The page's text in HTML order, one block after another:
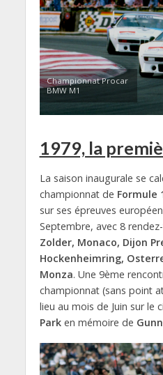
Championnat Procar
BMW M1
1979, la
La saison inaugurale se
championnat de Formule
sur ses épreuves
Septembre, avec 8
Zolder, Monaco, Dijon
Hockenheimring,
Monza. Une 9ème
championnat (sans point
lieu au mois de Juin sur le
Parken mémoire de